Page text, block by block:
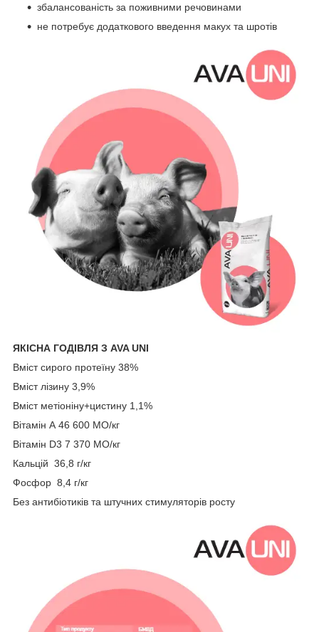
збалансованість за поживними речовинами
не потребує додаткового введення макух та шротів
ЯКІСНА ГОДІВЛЯ З AVA UNI
Вміст сирого протеїну 38%
Вміст лізину 3,9%
Вміст метіоніну+цистину 1,1%
Вітамін А 46 600 МО/кг
Вітамін D3 7 370 МО/кг
Кальцій 36,8 г/кг
Фосфор 8,4 г/кг
Без антибіотиків та штучних стимуляторів росту